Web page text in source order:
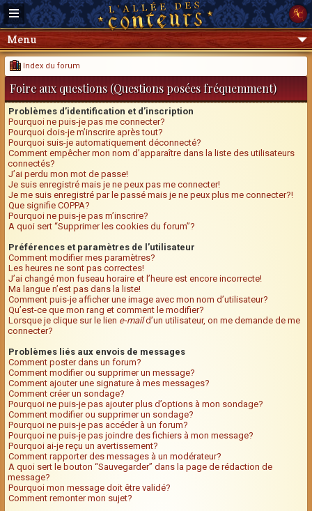
Menu
Index du forum
Foire aux questions (Questions posées fréquemment)
Problèmes d’identification et d’inscription
Pourquoi ne puis-je pas me connecter?
Pourquoi dois-je m’inscrire après tout?
Pourquoi suis-je automatiquement déconnecté?
Comment empêcher mon nom d’apparaître dans la liste des utilisateurs
connectés?
J’ai perdu mon mot de passe!
Je suis enregistré mais je ne peux pas me connecter!
Je me suis enregistré par le passé mais je ne peux plus me connecter?!
Que signifie COPPA?
Pourquoi ne puis-je pas m’inscrire?
A quoi sert “Supprimer les cookies du forum”?
Préférences et paramètres de l’utilisateur
Comment modifier mes paramètres?
Les heures ne sont pas correctes!
J’ai changé mon fuseau horaire et l’heure est encore incorrecte!
Ma langue n’est pas dans la liste!
Comment puis-je afficher une image avec mon nom d’utilisateur?
Qu’est-ce que mon rang et comment le modifier?
Lorsque je clique sur le lien e-maild’un utilisateur, on me demande de me
connecter?
Problèmes liés aux envois de messages
Comment poster dans un forum?
Comment modifier ou supprimer un message?
Comment ajouter une signature à mes messages?
Comment créer un sondage?
Pourquoi ne puis-je pas ajouter plus d’options à mon sondage?
Comment modifier ou supprimer un sondage?
Pourquoi ne puis-je pas accéder à un forum?
Pourquoi ne puis-je pas joindre des fichiers à mon message?
Pourquoi ai-je reçu un avertissement?
Comment rapporter des messages à un modérateur?
A quoi sert le bouton “Sauvegarder” dans la page de rédaction de
message?
Pourquoi mon message doit être validé?
Comment remonter mon sujet?